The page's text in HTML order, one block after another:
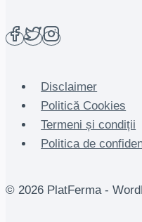
Disclaimer
Politică Cookies
Termeni și condiții
Politica de
© 2026 PlatFerma -